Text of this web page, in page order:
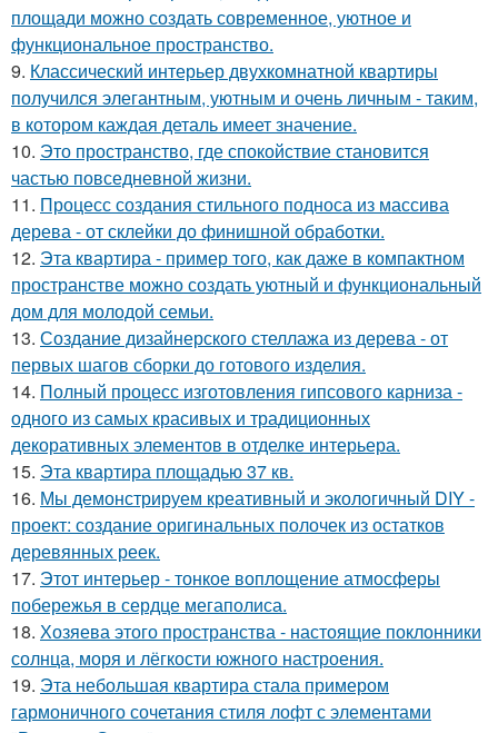
площади можно создать современное, уютное и
функциональное пространство.
9. Классический интерьер двухкомнатной квартиры
получился элегантным, уютным и очень личным - таким,
в котором каждая деталь имеет значение.
10. Это пространство, где спокойствие становится
частью повседневной жизни.
11. Процесс создания стильного подноса из массива
дерева - от склейки до финишной обработки.
12. Эта квартира - пример того, как даже в компактном
пространстве можно создать уютный и функциональный
дом для молодой семьи.
13. Создание дизайнерского стеллажа из дерева - от
первых шагов сборки до готового изделия.
14. Полный процесс изготовления гипсового карниза -
одного из самых красивых и традиционных
декоративных элементов в отделке интерьера.
15. Эта квартира площадью 37 кв.
16. Мы демонстрируем креативный и экологичный DIY -
проект: создание оригинальных полочек из остатков
деревянных реек.
17. Этот интерьер - тонкое воплощение атмосферы
побережья в сердце мегаполиса.
18. Хозяева этого пространства - настоящие поклонники
солнца, моря и лёгкости южного настроения.
19. Эта небольшая квартира стала примером
гармоничного сочетания стиля лофт с элементами